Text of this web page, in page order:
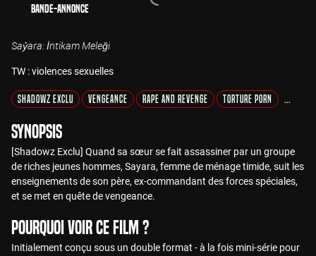
Bande-annonce
Saỷara: İntikam Meleği
TW : violences sexuelles
Shadowz Exclu Vengeance Rape and Revenge Torture Porn Gore
Synopsis
[Shadowz Exclu] Quand sa sœur se fait assassiner par un groupe
de riches jeunes hommes, Sayara, femme de ménage timide, suit les
enseignements de son père, ex-commandant des forces spéciales,
et se met en quête de vengeance.
Pourquoi voir ce film ?
Initialement conçu sous un double format - à la fois mini-série pour